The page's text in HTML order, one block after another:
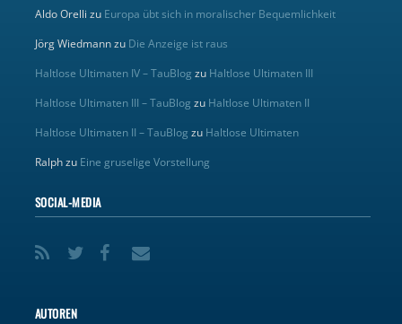
Aldo Orelli zu Europa übt sich in moralischer Bequemlichkeit
Jörg Wiedmannzu Die Anzeige ist raus
Haltlose Ultimaten IV – TauBlog zu Haltlose Ultimaten III
Haltlose Ultimaten III – TauBlog zu Haltlose Ultimaten II
Haltlose Ultimaten II – TauBlog zu Haltlose Ultimaten
Ralphzu Eine gruselige Vorstellung
SOCIAL-MEDIA
AUTOREN